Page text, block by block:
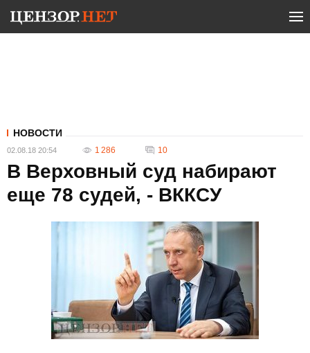
НОВОСТИ
02.08.18 20:54 1 286 10
В Верховный суд набирают
еще 78 судей, - ВККСУ